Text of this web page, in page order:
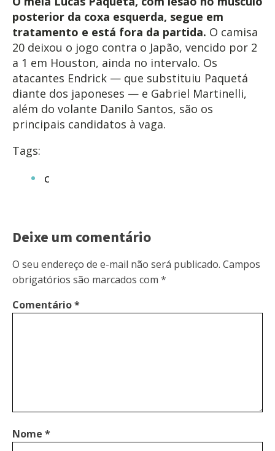
posterior da coxa esquerda, segue em
tratamento e está fora da partida. O camisa
20 deixou o jogo contra o Japão, vencido por 2
a 1 em Houston, ainda no intervalo. Os
atacantes Endrick — que substituiu Paquetá
diante dos japoneses — e Gabriel Martinelli,
além do volante Danilo Santos, são os
principais candidatos à vaga.
Tags:
c
Deixe um comentário
O seu endereço de e-mail não será publicado. Campos
obrigatórios são marcados com *
Comentário*
Nome *